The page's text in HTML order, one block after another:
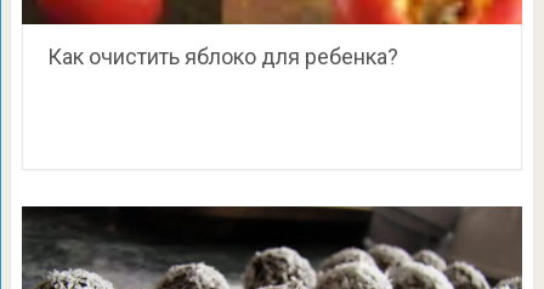
Как очистить яблоко для ребенка?